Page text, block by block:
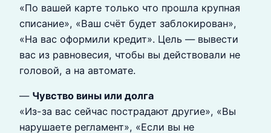
«По вашей карте только что прошла крупная
списание», «Ваш счёт будет заблокирован»,
«На вас оформили кредит». Цель — вывести
вас из равновесия, чтобы вы действовали не
головой, а на автомате.
— Чувство вины или долга
«Из-за вас сейчас пострадают другие», «Вы
нарушаете регламент», «Если вы не